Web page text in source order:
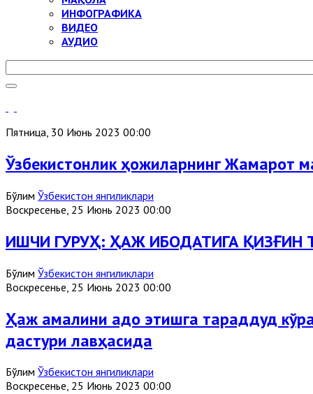
ИНФОГРАФИКА
ВИДЕО
АУДИО
Пятница, 30 Июнь 2023 00:00
Ўзбекистонлик ҳожиларнинг Жамарот
Бўлим Ўзбекистон янгиликлари
Воскресенье, 25 Июнь 2023 00:00
ИШЧИ ГУРУҲ: ҲАЖ ИБОДАТИГА ҚИЗҒИН
Бўлим Ўзбекистон янгиликлари
Воскресенье, 25 Июнь 2023 00:00
Ҳаж амалини адо этишга тараддуд
дастури лавҳасида
Бўлим Ўзбекистон янгиликлари
Воскресенье, 25 Июнь 2023 00:00